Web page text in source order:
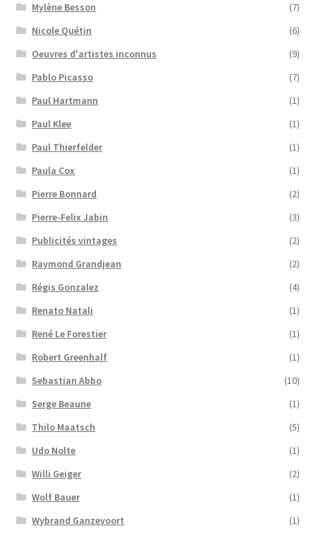
Mylène Besson
(7)
Nicole Quétin
(6)
Oeuvres d'artistes inconnus
(9)
Pablo Picasso
(7)
Paul Hartmann
(1)
Paul Klee
(1)
Paul Thierfelder
(1)
Paula Cox
(1)
Pierre Bonnard
(2)
Pierre-Felix Jabin
(3)
Publicités vintages
(2)
Raymond Grandjean
(2)
Régis Gonzalez
(4)
Renato Natali
(1)
René Le Forestier
(1)
Robert Greenhalf
(1)
Sebastian Abbo
(10)
Serge Beaune
(1)
Thilo Maatsch
(5)
Udo Nolte
(1)
Willi Geiger
(2)
Wolf Bauer
(1)
Wybrand Ganzevoort
(1)